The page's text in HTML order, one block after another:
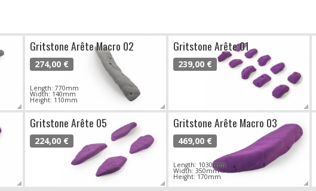
Gritstone Arête Macro 02
274,00 €
Length: 770mm
Width: 140mm
Height: 110mm
Gritstone Arête 01
239,00 €
Gritstone Arête 05
224,00 €
Gritstone Arête Macro 03
469,00 €
Length: 1030mm
Width: 350mm
Height: 170mm